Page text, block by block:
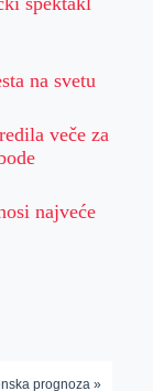
na svetu
veče za
najveće